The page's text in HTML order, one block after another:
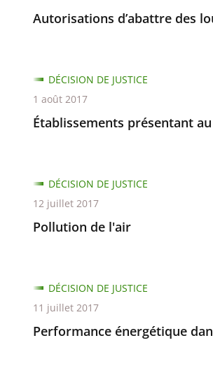
Autorisations d’abattre des
Établissements présentant
DÉCISION DE JUSTICE
1 août 2017
Pollution de l'air
DÉCISION DE JUSTICE
12 juillet 2017
Performance énergétique
DÉCISION DE JUSTICE
11 juillet 2017